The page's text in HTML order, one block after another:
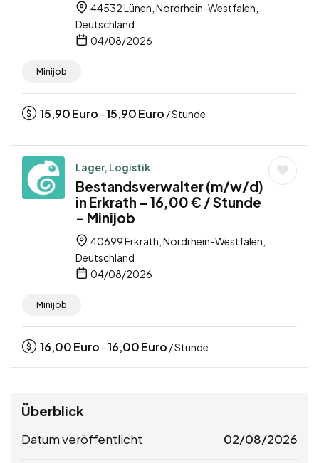
44532 Lünen, Nordrhein-Westfalen,
Deutschland
04/08/2026
Minijob
15,90Euro -15,90Euro / Stunde
Lager, Logistik
Bestandsverwalter (m/w/d)
in Erkrath – 16,00 € / Stunde
– Minijob
40699 Erkrath, Nordrhein-Westfalen,
Deutschland
04/08/2026
Minijob
16,00Euro -16,00Euro / Stunde
Überblick
Datum veröffentlicht 02/08/2026